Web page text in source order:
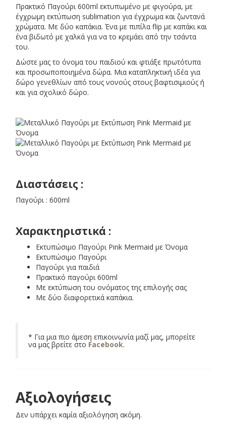
Πρακτικό Παγούρι 600ml εκτυπωμένο με φιγούρα, με
έγχρωμη εκτύπωση sublimation για έγχρωμα και ζωντανά
χρώματα. Με δύο καπάκια. Ένα με πιπίλα flip με καπάκι και
ένα βιδωτό με χαλκά για να το κρεμάει από την τσάντα
του.
Δώστε μας το όνομα του παιδιού και φτιάξε πρωτότυπα
και προσωποποιημένα δώρα. Μια καταπληκτική ιδέα για
δώρο γενεθλίων από τους νονούς στους βαφτισιμιούς ή
και για σχολικό δώρο.
Διαστάσεις :
Παγούρι : 600ml
Χαρακτηριστικά :
Εκτυπώσιμο Παγούρι Pink Mermaid με Όνομα
Εκτυπώσιμο Παγούρι
Παγούρι για παιδιά
Πρακτικό παγούρι 600ml
Με εκτύπωση του ονόματος της επιλογής σας
Με δύο διαφορετικά καπάκια.
* Για μια πιο άμεση επικοινωνία μαζί μας, μπορείτε
να μας βρείτε στο Facebook.
Αξιολογήσεις
Δεν υπάρχει καμία αξιολόγηση ακόμη.